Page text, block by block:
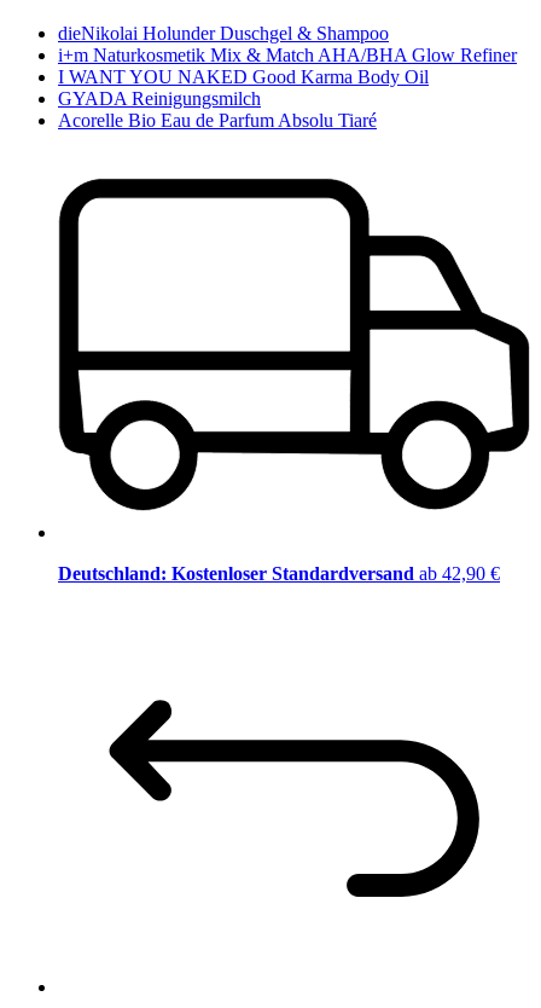
dieNikolai Holunder Duschgel & Shampoo
i+m Naturkosmetik Mix & Match AHA/BHA Glow Refiner
I WANT YOU NAKED Good Karma Body Oil
GYADA Reinigungsmilch
Acorelle Bio Eau de Parfum Absolu Tiaré
Deutschland: Kostenloser Standardversand ab 42,90 €